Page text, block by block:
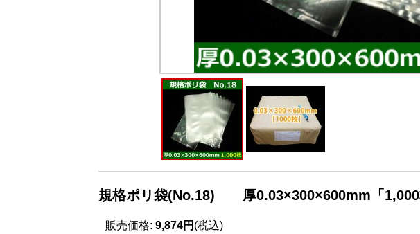
規格ポリ袋(No.18) 厚0.03×300×600mm「1,000
販売価格: 9,874円 (税込)